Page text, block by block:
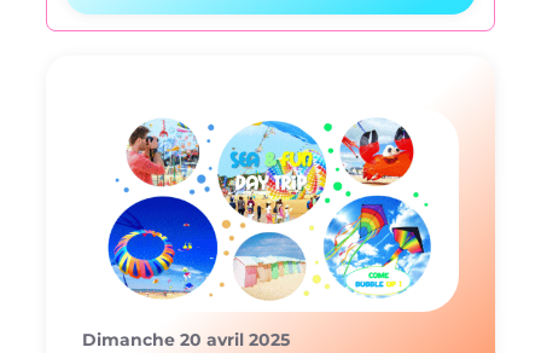
Dimanche 20 avril 2025